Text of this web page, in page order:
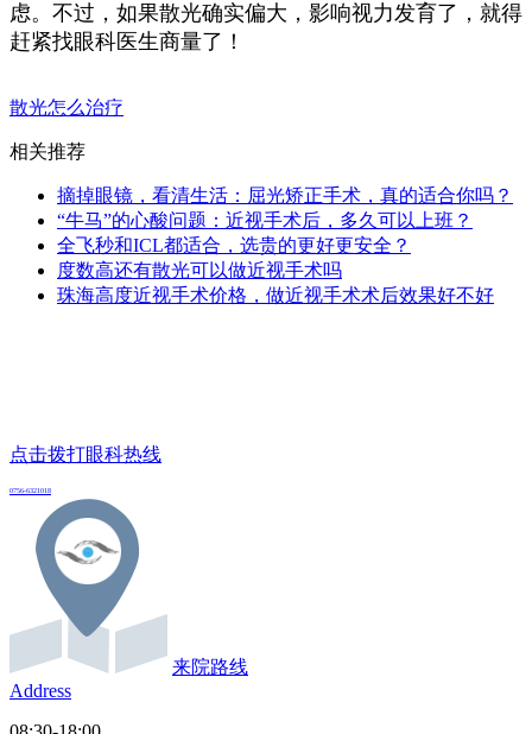
虑。不过，如果散光确实偏大，影响视力发育了，就得
赶紧找眼科医生商量了！
散光怎么治疗
相关推荐
摘掉眼镜，看清生活：屈光矫正手术，真的适合你吗？
“牛马”的心酸问题：近视手术后，多久可以上班？
全飞秒和ICL都适合，选贵的更好更安全？
度数高还有散光可以做近视手术吗
珠海高度近视手术价格，做近视手术术后效果好不好
点击拨打眼科热线
0756-6321018
来院路线
Address